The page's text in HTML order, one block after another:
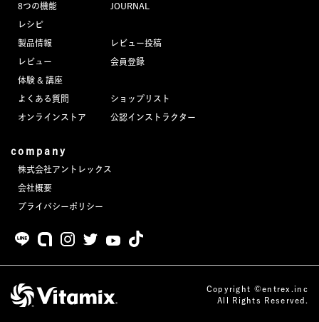
JOURNAL
8つの機能
レシピ
製品情報
レビュー
体験 & 講座
よくある質問
オンラインストア
JOURNAL
レビュー投稿
会員登録
ショップリスト
公認インストラクター
company
株式会社アントレックス
会社概要
プライバシーポリシー
Copyright ©entrex.inc
All Rights Reserved.